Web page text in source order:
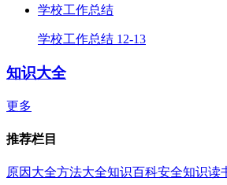
学校工作总结
学校工作总结 12-13
知识大全
更多
推荐栏目
原因大全方法大全知识百科安全知识读